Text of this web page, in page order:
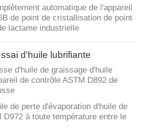
automatique de l'appareil
de point de cristallisation de point
lactame industrielle
d'huile lubrifiante
d'huile de graissage d'huile
de contrôle ASTM D892 de
de perte d'évaporation d'huile de
D972 à toute température entre le